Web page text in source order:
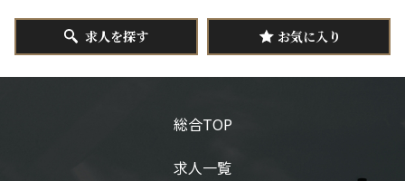
求人を探す お気に入り
総合TOP
求人一覧